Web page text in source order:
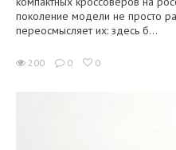
поколение модели не просто
переосмысляет их: здесь б...
200 0 0